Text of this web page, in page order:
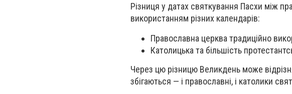
Різниця у датах святкування Пасхи між
використанням різних календарів:
Православна церква традиційно
Католицька та більшість
Через цю різницю Великдень може
збігаються — і православні, і католики